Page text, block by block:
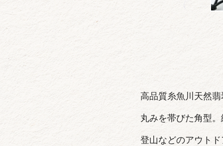
高品質糸魚川天然
丸みを帯びた角型
登山などのアウト